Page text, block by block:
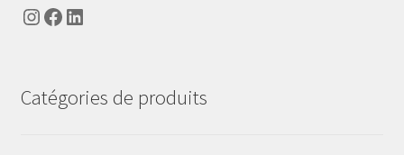
Instagram
Facebook
LinkedIn
Catégories de produits